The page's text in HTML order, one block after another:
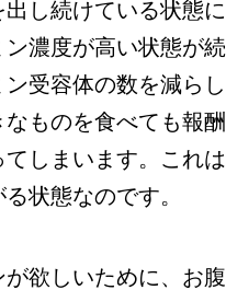
出し続けている状態
濃度が高い状態が続
受容体の数を減ら
なものを食べても報
しまいます。これ
状態なのです。
欲しいために、お